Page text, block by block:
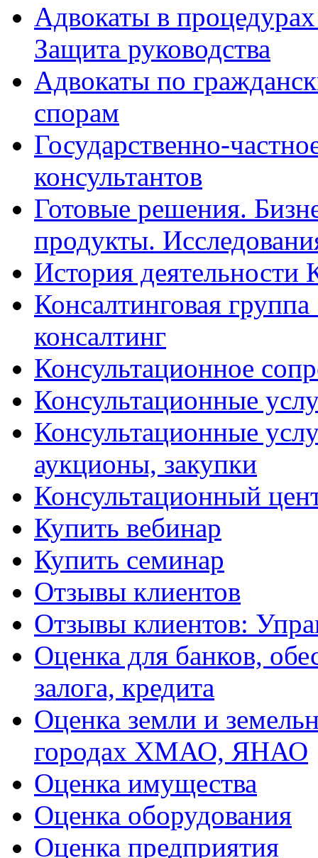
Адвокаты в
Защита руководства
Адвокаты по
спорам
Государственно-
консультантов
Готовые решения.
продукты.
История деятельности
Консалтинговая
консалтинг
Консультационное
Консультационные
Консультационные
аукционы, закупки
Консультационный
Купить вебинар
Купить семинар
Отзывы клиентов
Отзывы клиентов:
Оценка для банков,
залога, кредита
Оценка земли и
городах ХМАО, ЯНАО
Оценка имущества
Оценка оборудования
Оценка предприятия